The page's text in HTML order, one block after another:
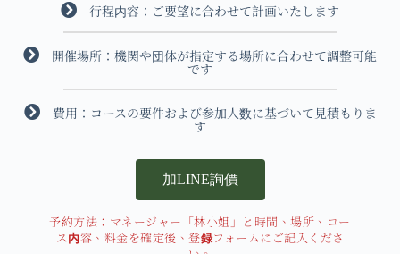
行程内容：ご要望に合わせて計画いたします
開催場所：機関や団体が指定する場所に合わせて調整可能
です
費用：コースの要件および参加人数に基づいて見積もりま
す
加LINE詢價
予約方法：マネージャー「林小姐」と時間、場所、コー
ス内容、料金を確定後、登録フォームにご記入くださ